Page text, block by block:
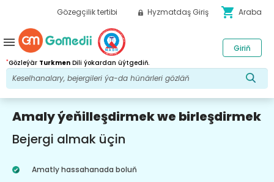
Gözegçilik tertibi Hyzmatdaş Giriş shopping_cart Araba
*Gözleýär Turkmen Dili ýokardan üýtgediň.
Giriň
menu
Amaly ýeňilleşdirmek we birleşdirmek
Bejergi almak üçin
Amatly hassahanada boluň